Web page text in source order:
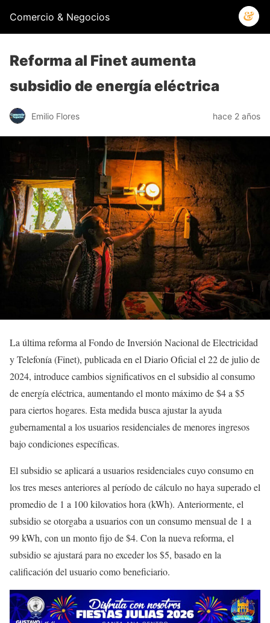
Comercio & Negocios
Reforma al Finet aumenta
subsidio de energía eléctrica
Emilio Flores hace 2 años
La última reforma al Fondo de Inversión Nacional de Electricidad
y Telefonía (Finet), publicada en el Diario Oficial el 22 de julio de
2024, introduce cambios significativos en el subsidio al consumo
de energía eléctrica, aumentando el monto máximo de $4 a $5
para ciertos hogares. Esta medida busca ajustar la ayuda
gubernamental a los usuarios residenciales de menores ingresos
bajo condiciones específicas.
El subsidio se aplicará a usuarios residenciales cuyo consumo en
los tres meses anteriores al período de cálculo no haya superado el
promedio de 1 a 100 kilovatios hora (kWh). Anteriormente, el
subsidio se otorgaba a usuarios con un consumo mensual de 1 a
99 kWh, con un monto fijo de $4. Con la nueva reforma, el
subsidio se ajustará para no exceder los $5, basado en la
calificación del usuario como beneficiario.